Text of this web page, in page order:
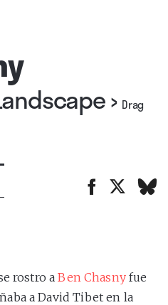
› Drag
rostro aBen Chasnyfue
a David Tibet en la